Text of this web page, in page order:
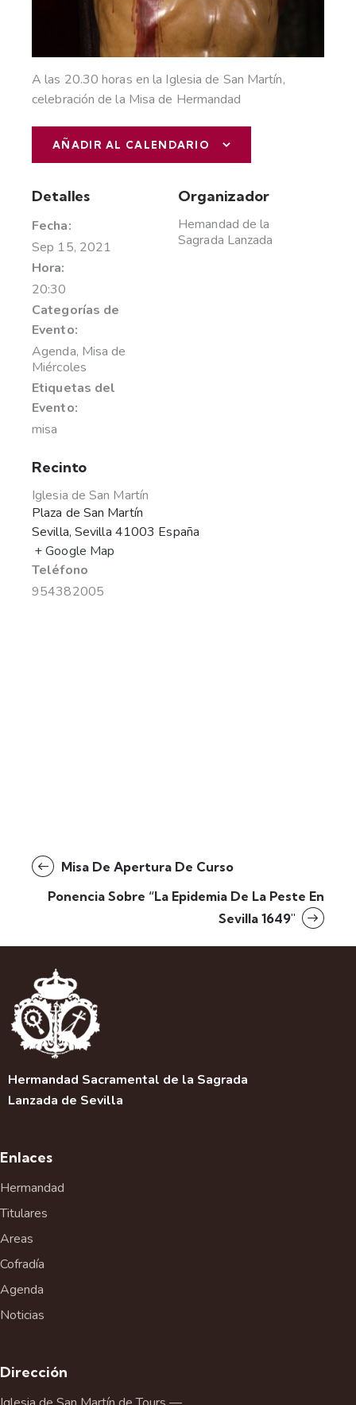
A las 20.30 horas en la Iglesia de San Martín,
celebración de la Misa de Hermandad
AÑADIR AL CALENDARIO
Detalles
Fecha:
Sep 15, 2021
Hora:
20:30
Categorías de
Evento:
Agenda, Misa de
Miércoles
Etiquetas del
Evento:
misa
Organizador
Hemandad de la
Sagrada Lanzada
Recinto
Iglesia de San Martín
Plaza de San Martín
Sevilla, Sevilla 41003 España
+ Google Map
Teléfono
954382005
Misa De Apertura De Curso
Ponencia Sobre “La Epidemia De La Peste En
Sevilla 1649″
Hermandad Sacramental de la Sagrada
Lanzada de Sevilla
Enlaces
Hermandad
Titulares
Areas
Cofradía
Agenda
Noticias
Dirección